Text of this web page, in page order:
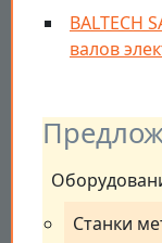
Станки
BALTECH
валов